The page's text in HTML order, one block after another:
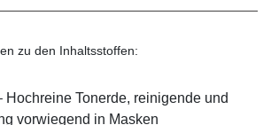
zu den Inhaltsstoffen:
Tonerde, reinigende und
vorwiegend in Masken